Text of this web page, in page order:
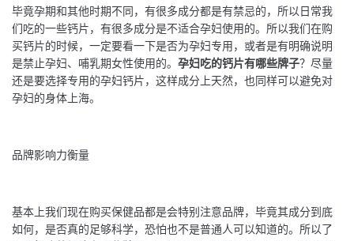
毕竟孕期和其他时期不同，有很多成分都是有禁忌的，所以日常我
们吃的一些钙片，有很多成分是不适合孕妇使用的。所以我们在购
买钙片的时候，一定要看一下是否为孕妇专用，或者是有明确说明
是禁止孕妇、哺乳期女性使用的。 孕妇吃的钙片有哪些牌子？尽量
还是要选择专用的孕妇钙片，这样成分上天然，也同样可以避免对
孕妇的身体上海。
品牌影响力衡量
基本上我们现在购买保健品都是会特别注意品牌，毕竟其成分到底
如何，是否真的足够科学，恐怕也不是普通人可以知道的。所以了